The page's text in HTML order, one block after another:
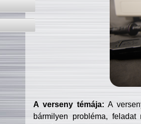
A verseny témája: A
bármilyen probléma, feladat